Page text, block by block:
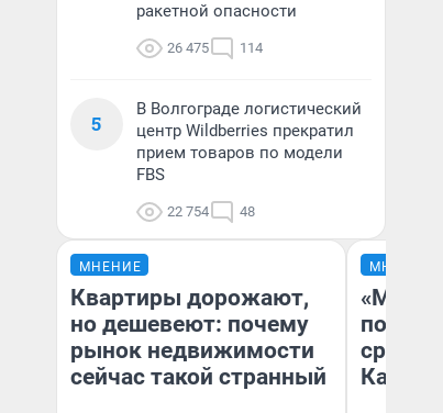
ракетной опасности
26 475 114
5
В Волгограде логистический
центр Wildberries прекратил
прием товаров по модели
FBS
22 754 48
МНЕНИЕ
Квартиры дорожают,
но дешевеют: почему
рынок недвижимости
сейчас такой странный
МНЕНИЕ